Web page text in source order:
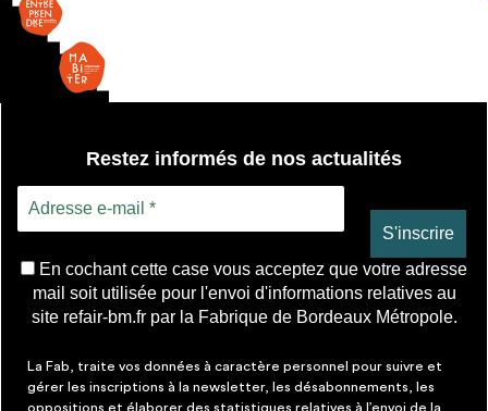
Restez informés de nos actualités
En cochant cette case vous acceptez que votre adresse
mail soit utilisée pour l'envoi d'informations relatives au
site refair-bm.fr par la Fabrique de Bordeaux Métropole.
La Fab, traite vos données à caractère personnel pour suivre et
gérer les inscriptions à la newsletter, les désabonnements, les
oppositions et élaborer des statistiques relatives à l’envoi de la